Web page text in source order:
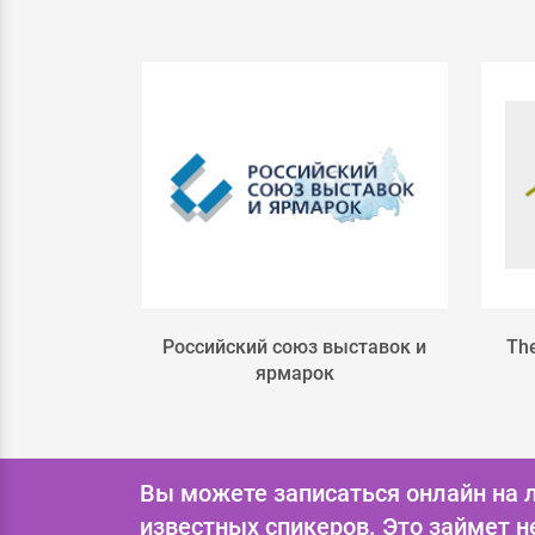
Российский союз выставок и
ярмарок
Вы можете записаться онлайн на
известных спикеров. Это займет